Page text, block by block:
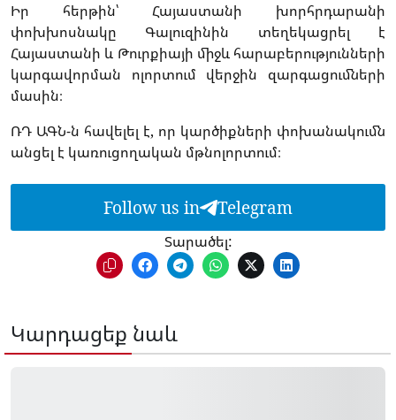
Իր հերթին՝ Հայաստանի խորհրդարանի
փոխխոսնակը Գալուզինին տեղեկացրել է
Հայաստանի և Թուրքիայի միջև հարաբերությունների
կարգավորման ոլորտում վերջին զարգացումների
մասին։
ՌԴ ԱԳՆ-ն հավելել է, որ կարծիքների փոխանակումն
անցել է կառուցողական մթնոլորտում։
Follow us in Telegram
Տարածել:
Կարդացեք նաև